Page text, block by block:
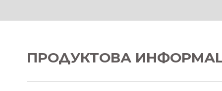
напречно сечение
SPC+PETG
ПРОДУКТОВА